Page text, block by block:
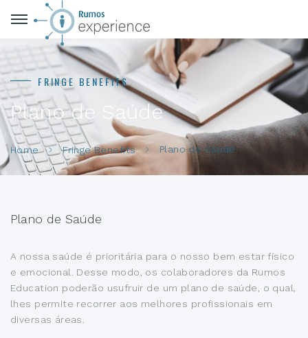
FRINGE BENEFITS
Plano de Saúde
Home Fringe Benefits Plano de Saúde
Plano de Saúde
A nossa saúde é prioritária para o nosso bem estar físico
e emocional. Desse modo, os colaboradores da Rumos
Education poderão usufruir de um plano de saúde, o qual,
lhes permite recorrer aos melhores profissionais em
diversas áreas.